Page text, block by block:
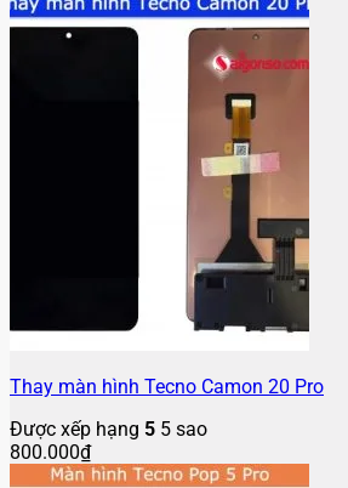
Thay màn hình Tecno Camon 20 Pro
Được xếp hạng 5 5 sao
800.000₫